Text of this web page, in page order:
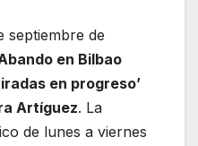
septiembre de
en Bilbao
en progreso’
Artíguez. La
de lunes a viernes